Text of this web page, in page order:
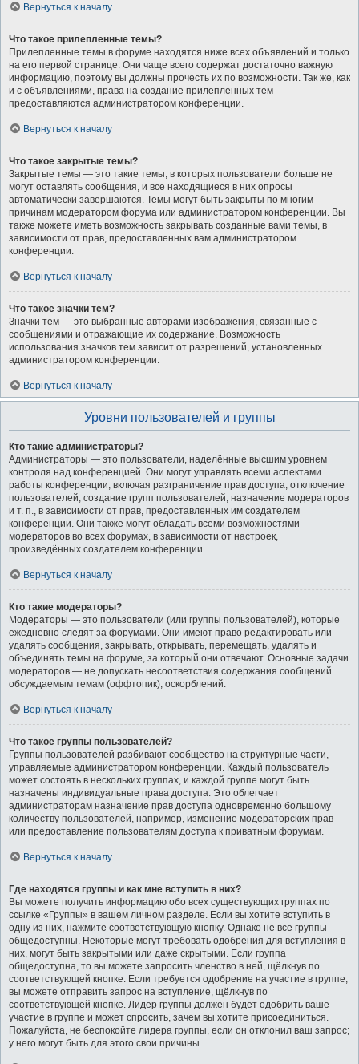
Вернуться к началу
Что такое прилепленные темы?
Прилепленные темы в форуме находятся ниже всех объявлений и только
на его первой странице. Они чаще всего содержат достаточно важную
информацию, поэтому вы должны прочесть их по возможности. Так же, как
и с объявлениями, права на создание прилепленных тем
предоставляются администратором конференции.
Вернуться к началу
Что такое закрытые темы?
Закрытые темы — это такие темы, в которых пользователи больше не
могут оставлять сообщения, и все находящиеся в них опросы
автоматически завершаются. Темы могут быть закрыты по многим
причинам модератором форума или администратором конференции. Вы
также можете иметь возможность закрывать созданные вами темы, в
зависимости от прав, предоставленных вам администратором
конференции.
Вернуться к началу
Что такое значки тем?
Значки тем — это выбранные авторами изображения, связанные с
сообщениями и отражающие их содержание. Возможность
использования значков тем зависит от разрешений, установленных
администратором конференции.
Вернуться к началу
Уровни пользователей и группы
Кто такие администраторы?
Администраторы — это пользователи, наделённые высшим уровнем
контроля над конференцией. Они могут управлять всеми аспектами
работы конференции, включая разграничение прав доступа, отключение
пользователей, создание групп пользователей, назначение модераторов
и т. п., в зависимости от прав, предоставленных им создателем
конференции. Они также могут обладать всеми возможностями
модераторов во всех форумах, в зависимости от настроек,
произведённых создателем конференции.
Вернуться к началу
Кто такие модераторы?
Модераторы — это пользователи (или группы пользователей), которые
ежедневно следят за форумами. Они имеют право редактировать или
удалять сообщения, закрывать, открывать, перемещать, удалять и
объединять темы на форуме, за который они отвечают. Основные задачи
модераторов — не допускать несоответствия содержания сообщений
обсуждаемым темам (оффтопик), оскорблений.
Вернуться к началу
Что такое группы пользователей?
Группы пользователей разбивают сообщество на структурные части,
управляемые администратором конференции. Каждый пользователь
может состоять в нескольких группах, и каждой группе могут быть
назначены индивидуальные права доступа. Это облегчает
администраторам назначение прав доступа одновременно большому
количеству пользователей, например, изменение модераторских прав
или предоставление пользователям доступа к приватным форумам.
Вернуться к началу
Где находятся группы и как мне вступить в них?
Вы можете получить информацию обо всех существующих группах по
ссылке «Группы» в вашем личном разделе. Если вы хотите вступить в
одну из них, нажмите соответствующую кнопку. Однако не все группы
общедоступны. Некоторые могут требовать одобрения для вступления в
них, могут быть закрытыми или даже скрытыми. Если группа
общедоступна, то вы можете запросить членство в ней, щёлкнув по
соответствующей кнопке. Если требуется одобрение на участие в группе,
вы можете отправить запрос на вступление, щёлкнув по
соответствующей кнопке. Лидер группы должен будет одобрить ваше
участие в группе и может спросить, зачем вы хотите присоединиться.
Пожалуйста, не беспокойте лидера группы, если он отклонил ваш запрос;
у него могут быть для этого свои причины.